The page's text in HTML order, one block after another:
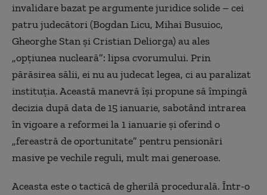
invalidare bazat pe argumente juridice solide – cei
patru judecători (Bogdan Licu, Mihai Busuioc,
Gheorghe Stan și Cristian Deliorga) au ales
„opțiunea nucleară”: lipsa cvorumului. Prin
părăsirea sălii, ei nu au judecat legea, ci au paralizat
instituția. Această manevră își propune să împingă
decizia după data de 15 ianuarie, sabotând intrarea
în vigoare a reformei la 1 ianuarie și oferind o
„fereastră de oportunitate” pentru pensionări
masive pe vechile reguli, mult mai generoase.
Aceasta este o tactică de gherilă procedurală. Într-o